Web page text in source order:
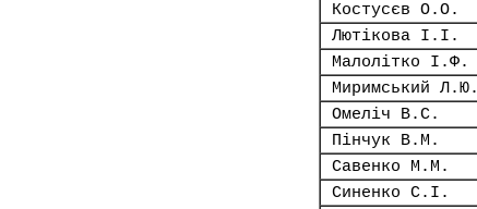
Костусєв О.О.
Лютікова І.І.
Малолітко І.Ф.
Миримський Л.Ю.
Омеліч В.С.
Пінчук В.М.
Савенко М.М.
Синенко С.І.